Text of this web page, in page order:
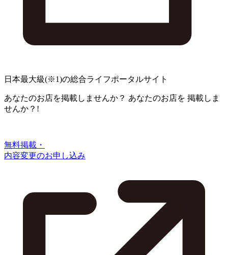
日本最大級(※1)の総合ライフポータルサイト
あなたのお店を掲載しませんか？ あなたのお店を 掲載しま
せんか？!
無料掲載・
内容変更のお申し込み